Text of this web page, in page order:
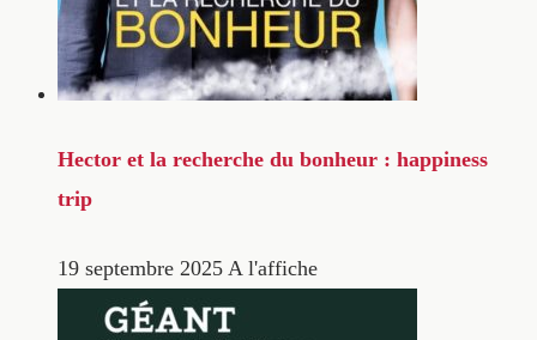
Hector et la recherche du bonheur : happiness
trip
19 septembre 2025 A l'affiche